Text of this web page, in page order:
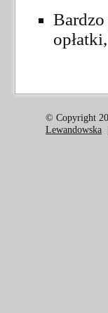
Bardzo
© Copyright
Lewandowska